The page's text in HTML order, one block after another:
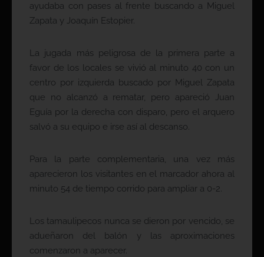
ayudaba con pases al frente buscando a Miguel
Zapata y Joaquín Estopier.
La jugada más peligrosa de la primera parte a
favor de los locales se vivió al minuto 40 con un
centro por izquierda buscado por Miguel Zapata
que no alcanzó a rematar, pero apareció Juan
Eguía por la derecha con disparo, pero el arquero
salvó a su equipo e irse así al descanso.
Para la parte complementaria, una vez más
aparecieron los visitantes en el marcador ahora al
minuto 54 de tiempo corrido para ampliar a 0-2.
Los tamaulipecos nunca se dieron por vencido, se
adueñaron del balón y las aproximaciones
comenzaron a aparecer.